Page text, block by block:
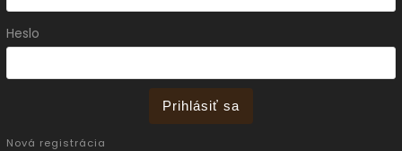
Heslo
Prihlásiť sa
Nová registrácia